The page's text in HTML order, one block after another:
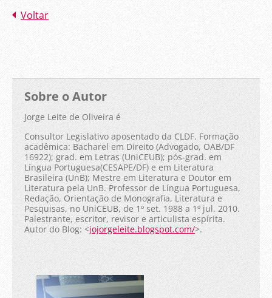
Voltar
Sobre o Autor
Jorge Leite de Oliveira é
Consultor Legislativo aposentado da CLDF. Formação
acadêmica: Bacharel em Direito (Advogado, OAB/DF
16922); grad. em Letras (UniCEUB); pós-grad. em
Língua Portuguesa(CESAPE/DF) e em Literatura
Brasileira (UnB); Mestre em Literatura e Doutor em
Literatura pela UnB. Professor de Língua Portuguesa,
Redação, Orientação de Monografia, Literatura e
Pesquisas, no UniCEUB, de 1º set. 1988 a 1º jul. 2010.
Palestrante, escritor, revisor e articulista espírita.
Autor do Blog: <jojorgeleite.blogspot.com/>.